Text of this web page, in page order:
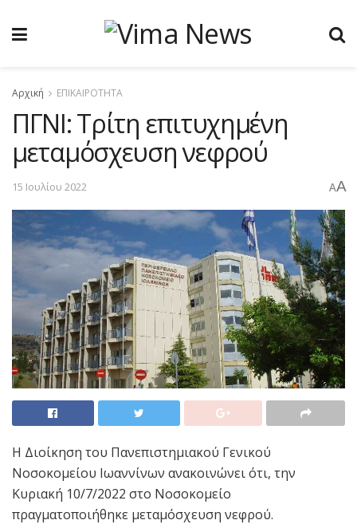
Αρχική ΕΠΙΚΑΙΡΟΤΗΤΑ
ΠΓΝΙ: Τρίτη επιτυχημένη
μεταμόσχευση νεφρού
15 Ιουλίου 2022 AA
Η Διοίκηση του Πανεπιστημιακού Γενικού
Νοσοκομείου Ιωαννίνων ανακοινώνει ότι, την
Κυριακή 10/7/2022 στο Νοσοκομείο
πραγματοποιήθηκε μεταμόσχευση νεφρού.